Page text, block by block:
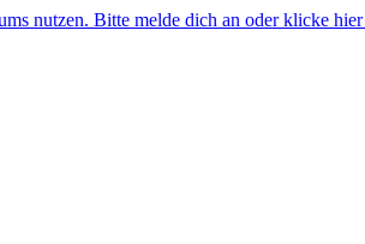
nutzen. Bitte melde dich an oder klicke